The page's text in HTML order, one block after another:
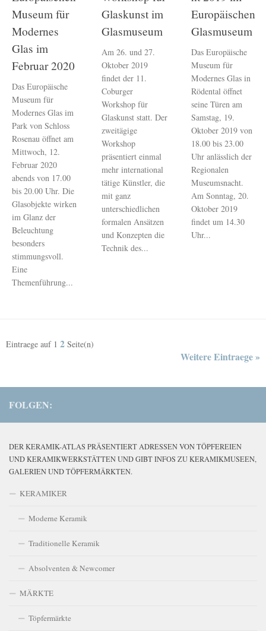
Museum für
Modernes
Glas im
Februar 2020
Das Europäische
Museum für
Modernes Glas im
Park von Schloss
Rosenau öffnet am
Mittwoch, 12.
Februar 2020
abends von 17.00
bis 20.00 Uhr. Die
Glasobjekte wirken
im Glanz der
Beleuchtung
besonders
stimmungsvoll.
Eine
Themenführung...
Glaskunst im
Glasmuseum
Am 26. und 27.
Oktober 2019
findet der 11.
Coburger
Workshop für
Glaskunst statt. Der
zweitägige
Workshop
präsentiert einmal
mehr international
tätige Künstler, die
mit ganz
unterschiedlichen
formalen Ansätzen
und Konzepten die
Technik des...
Europäischen
Glasmuseum
Das Europäische
Museum für
Modernes Glas in
Rödental öffnet
seine Türen am
Samstag, 19.
Oktober 2019 von
18.00 bis 23.00
Uhr anlässlich der
Regionalen
Museumsnacht.
Am Sonntag, 20.
Oktober 2019
findet um 14.30
Uhr...
Eintraege auf 1 2 Seite(n)
Weitere Eintraege »
FOLGEN:
DER KERAMIK-ATLAS PRÄSENTIERT ADRESSEN VON TÖPFEREIEN
UND KERAMIKWERKSTÄTTEN UND GIBT INFOS ZU KERAMIKMUSEEN,
GALERIEN UND TÖPFERMÄRKTEN.
KERAMIKER
Moderne Keramik
Traditionelle Keramik
Absolventen & Newcomer
MÄRKTE
Töpfermärkte